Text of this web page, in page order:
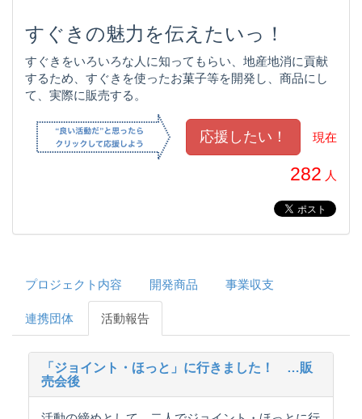
すぐきの魅力を伝えたいっ！
すぐきをいろいろな人に知ってもらい、地産地消に貢献
するため、すぐきを使ったお菓子等を開発し、商品にし
て、実際に販売する。
現在
282 人
プロジェクト内容 開発商品 事業収支
連携団体 活動報告
「ジョイント・ほっと」に行きました！ …販
売会後